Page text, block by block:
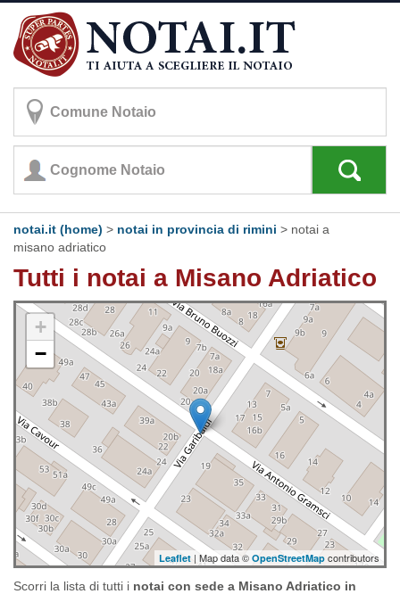
notai.it (home) > notai in provincia di rimini > notai a
misano adriatico
Tutti i notai a Misano Adriatico
+
−
Leaflet | Map data © OpenStreetMap contributors
Scorri la lista di tutti i notai con sede a Misano Adriatico in